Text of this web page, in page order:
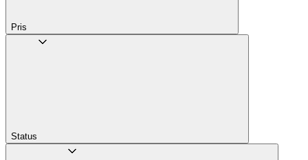
Pris
Status